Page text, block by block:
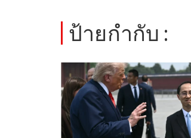
ป้ายกำกับ :